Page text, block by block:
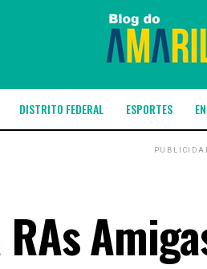
DISTRITO FEDERAL ESPORTES